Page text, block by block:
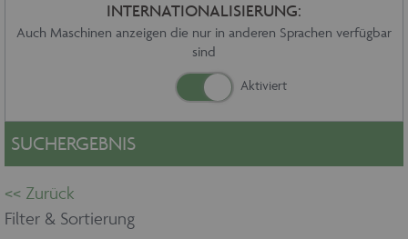
Service
Kontakt
Datenschutz
INTERNATIONALISIERUNG:
Auch Maschinen anzeigen die nur in anderen Sprachen verfügbar
sind
SUCHERGEBNIS
Filter & Sortierung